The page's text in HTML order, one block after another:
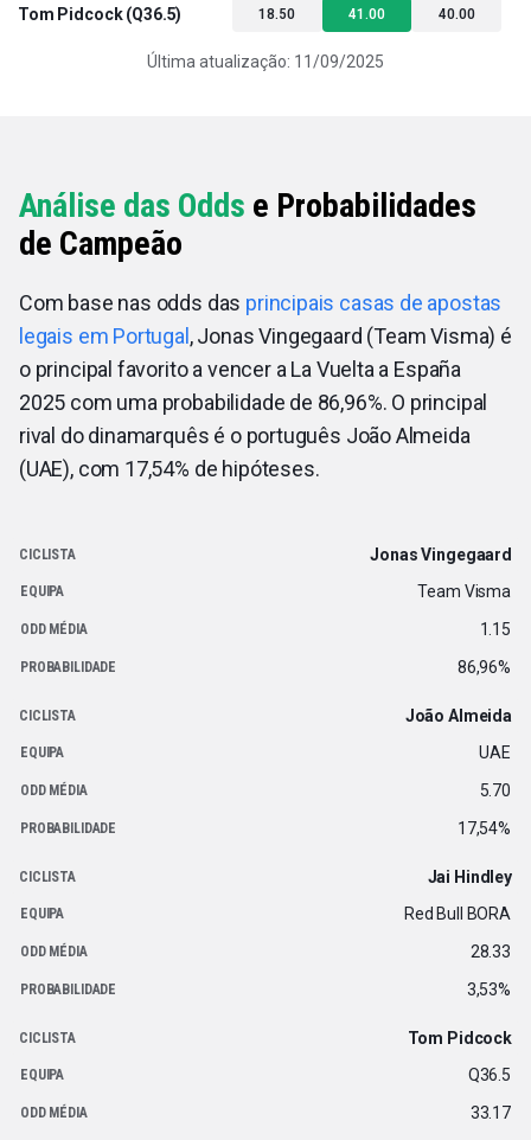
Tom Pidcock (Q36.5) 18.50 41.00 40.00
Última atualização: 11/09/2025
Análise das Odds e Probabilidades
de Campeão
Com base nas odds das principais casas de apostas
legais em Portugal , Jonas Vingegaard (Team Visma) é
o principal favorito a vencer a La Vuelta a España
2025 com uma probabilidade de 86,96%. O principal
rival do dinamarquês é o português João Almeida
(UAE), com 17,54% de hipóteses.
Jonas Vingegaard
Team Visma
1.15
86,96%
João Almeida
UAE
5.70
17,54%
Jai Hindley
Red Bull BORA
28.33
3,53%
Tom Pidcock
Q36.5
33.17